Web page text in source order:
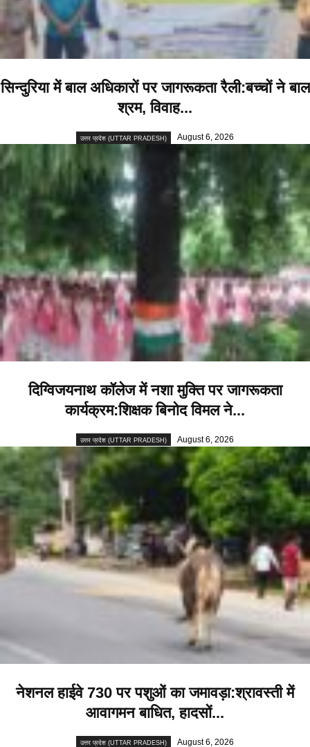
सिन्दुरिया में बाल अधिकारों पर जागरूकता रैली:बच्चों ने बाल
श्रम, विवाह...
उत्तर प्रदेश (UTTAR PRADESH) August 6, 2026
दिग्विजयनाथ कॉलेज में नशा मुक्ति पर जागरूकता
कार्यक्रम:शिक्षक बिनोद विमल ने...
उत्तर प्रदेश (UTTAR PRADESH) August 6, 2026
नेशनल हाईवे 730 पर पशुओं का जमावड़ा:श्रावस्ती में
आवागमन बाधित, हादसों...
उत्तर प्रदेश (UTTAR PRADESH) August 6, 2026